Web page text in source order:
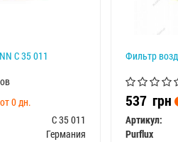
C 35 011
0 дн.
C 35 011
Германия
Фильтр
537 грн
Артикул:
Purflux